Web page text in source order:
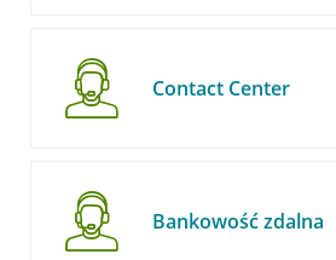
Contact Center
Bankowość zdalna